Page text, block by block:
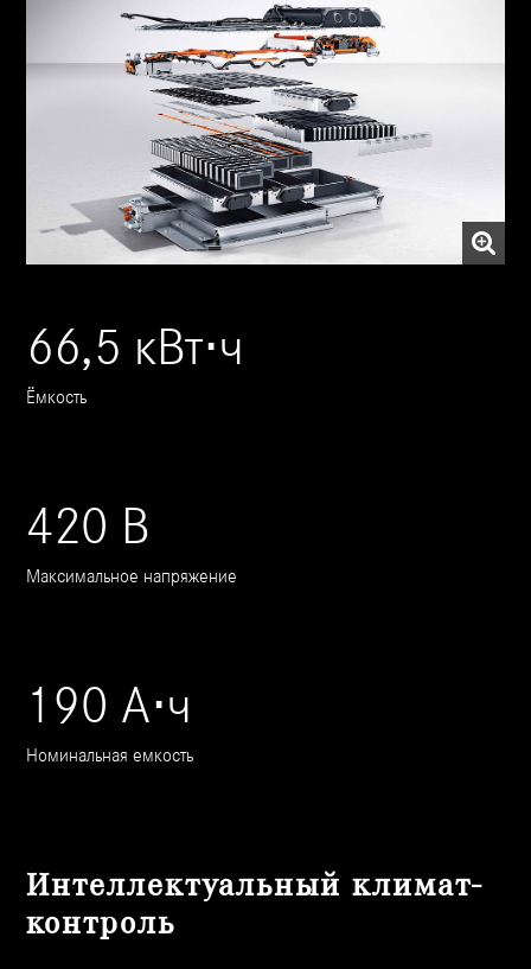
66,5 кВт⋅ч
Ёмкость
420 В
Максимальное напряжение
190 А⋅ч
Номинальная емкость
Интеллектуальный климат-
контроль